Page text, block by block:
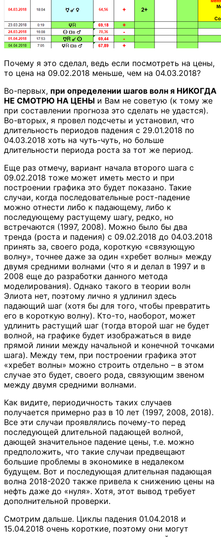
Почему я это сделал, ведь если посмотреть на цены,
то цена на 09.02.2018 меньше, чем на 04.03.2018?
Во-первых, при определении шагов волн я НИКОГДА
НЕ СМОТРЮ НА ЦЕНЫ и Вам не советую (к тому же
при составлении прогноза это сделать не удастся).
Во-вторых, я провел подсчеты и установил, что
длительность периодов падения с 29.01.2018 по
04.03.2018 хоть на чуть-чуть, но больше
длительности периода роста за тот же период.
Еще раз отмечу, вариант начала второго шага с
09.02.2018 тоже может иметь место и при
построении графика это будет показано. Такие
случаи, когда последовательные рост-падение
можно отнести либо к падающему, либо к
последующему растущему шагу, редко, но
встречаются (1997, 2008). Можно было бы два
тренда (роста и падения) с 09.02.2018 до 04.03.2018
принять за, своего рода, короткую «связующую
волну», точнее даже за один «хребет волны» между
двумя средними волнами (что я и делал в 1997 и в
2008 еще до разработки данного метода
моделирования). Однако такого в теории волн
Элиота нет, поэтому лично я удлинил здесь
падающий шаг (хотя бы для того, чтобы превратить
его в короткую волну). Кто-то, наоборот, может
удлинить растущий шаг (тогда второй шаг не будет
волной, на графике будет изображаться в виде
прямой линии между начальной и конечной точками
шага). Между тем, при построении графика этот
«хребет волны» можно строить отдельно – в этом
случае это будет, своего рода, связующим звеном
между двумя средними волнами.
Как видите, периодичность таких случаев
получается примерно раз в 10 лет (1997, 2008, 2018).
Все эти случаи проявлялись почему-то перед
последующей длительной падающей волной,
дающей значительное падение цены, т.е. можно
предположить, что такие случаи предвещают
большие проблемы в экономике в недалеком
будущем. Вот и последующая длительная падающая
волна 2018-2020 также привела к снижению цены на
нефть даже до «нуля». Хотя, этот вывод требует
дополнительной проверки.
Смотрим дальше. Циклы падения 01.04.2018 и
15.04.2018 очень короткие, поэтому они могут